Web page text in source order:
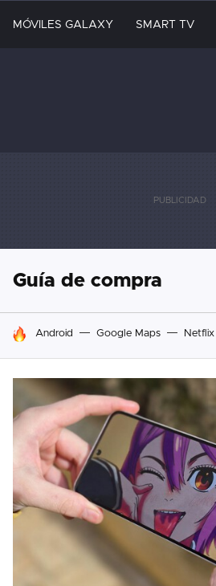
MÓVILES GALAXY SMART TV
Guía de compra
HOY SE HABLA DE
Android Google Maps Netflix